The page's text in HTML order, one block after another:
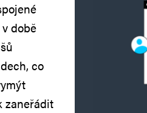
době
co
zaneřádit